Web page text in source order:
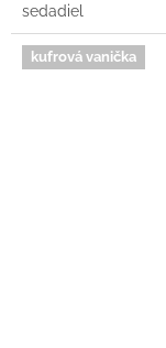
sedadiel
kufrová vanička